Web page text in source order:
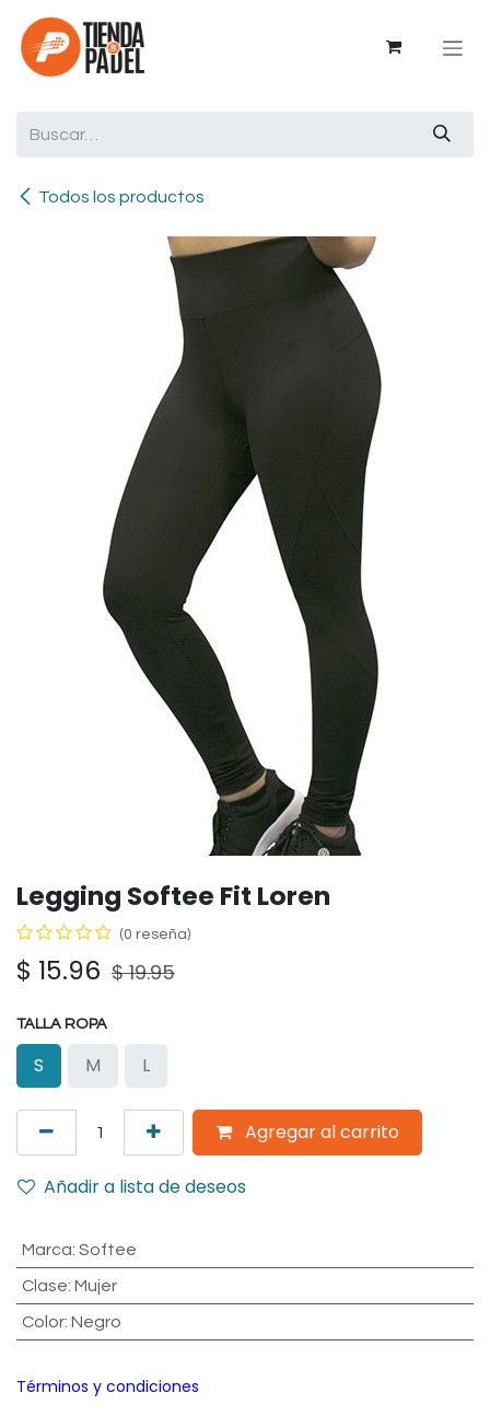
Ir al contenido
Todos los productos
Legging Softee Fit Loren
(0 reseña)
$ 15.96 $19.95
TALLA ROPA
S M L
Agregar al carrito
Añadir a lista de deseos
Marca: Softee
Clase: Mujer
Color: Negro
Términos y condiciones